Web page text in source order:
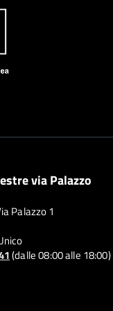
via Palazzo
Palazzo 1
(dalle 08:00 alle 18:00)